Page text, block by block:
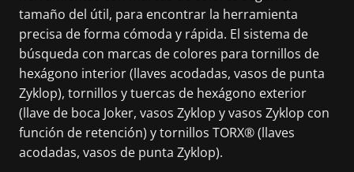
tamaño del útil, para encontrar la herramienta
precisa de forma cómoda y rápida. El sistema de
búsqueda con marcas de colores para tornillos de
hexágono interior (llaves acodadas, vasos de punta
Zyklop), tornillos y tuercas de hexágono exterior
(llave de boca Joker, vasos Zyklop y vasos Zyklop con
función de retención) y tornillos TORX® (llaves
acodadas, vasos de punta Zyklop).